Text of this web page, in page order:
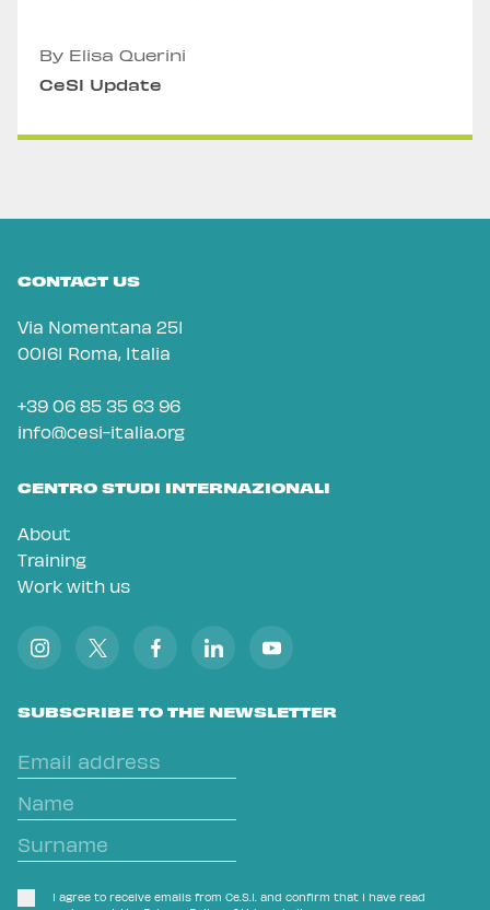
By Elisa Querini
CeSI Update
CONTACT US
Via Nomentana 251
00161 Roma, Italia
+39 06 85 35 63 96
info@cesi-italia.org
CENTRO STUDI INTERNAZIONALI
About
Training
Work with us
SUBSCRIBE TO THE NEWSLETTER
I agree to receive emails from Ce.S.I. and confirm that I have read